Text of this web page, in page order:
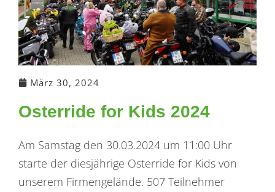
März 30, 2024
Osterride for Kids 2024
Am Samstag den 30.03.2024 um 11:00 Uhr
starte der diesjährige Osterride for Kids von
unserem Firmengelände. 507 Teilnehmer